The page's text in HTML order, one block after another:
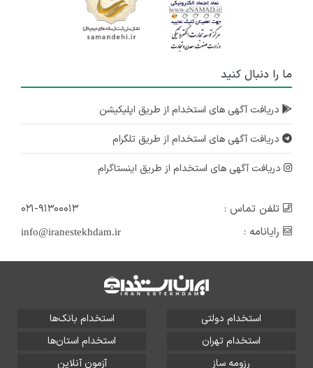
ما را دنبال کنید
دریافت آگهی های استخدام از طریق اپلیکیشن
دریافت آگهی های استخدام از طریق تلگرام
دریافت آگهی های استخدام از طریق اینستاگرام
تلفن تماس :
۰۲۱-۹۱۳۰۰۰۱۳
رایانامه :
info@iranestekhdam.ir
استخدام دولتی
استخدام بانک‌ها
استخدام تهران
استخدام استان‌ها
رزومه ساز
آزمون آنلاین